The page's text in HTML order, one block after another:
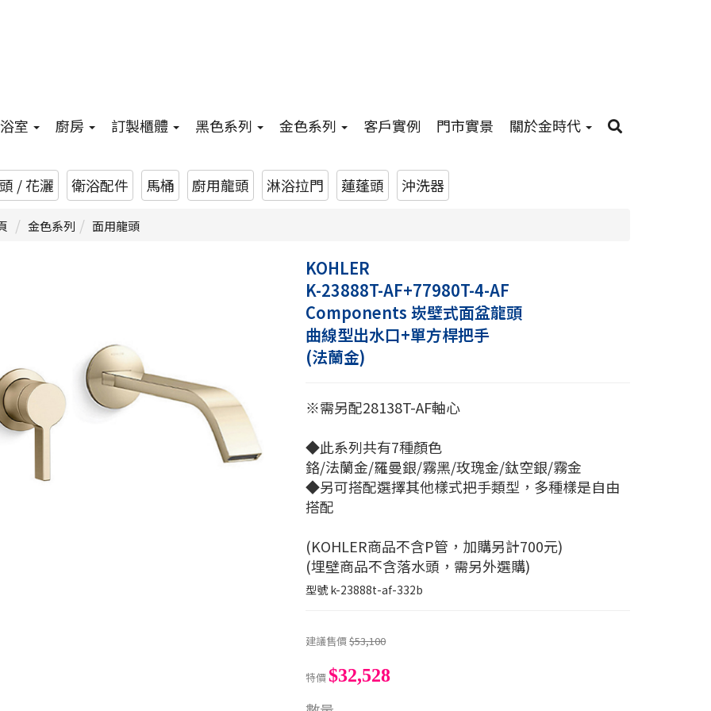
浴室 廚房 訂製櫃體 黑色系列 金色系列 客戶實例 門市實景 關於金時代
/ 花灑 衛浴配件 馬桶 廚用龍頭 淋浴拉門 蓮蓬頭 沖洗器
金色系列 面用龍頭
KOHLER
K-23888T-AF+77980T-4-AF
Components 崁壁式面盆龍頭
曲線型出水口+單方桿把手
(法蘭金)
※需另配28138T-AF軸心
◆此系列共有7種顏色
鉻/法蘭金/羅曼銀/霧黑/玫瑰金/鈦空銀/霧金
◆另可搭配選擇其他樣式把手類型，多種樣是自由
搭配
(KOHLER商品不含P管，加購另計700元)
(埋壁商品不含落水頭，需另外選購)
型號k-23888t-af-332b
建議售價$53,100
特價$32,528